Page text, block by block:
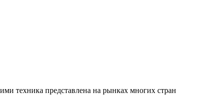
техника представлена на рынках многих стран